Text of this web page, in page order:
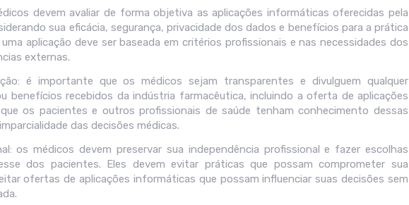
devem avaliar de forma objetiva as aplicações informáticas oferecidas pela
sua eficácia, segurança, privacidade dos dados e benefícios para a prática
aplicação deve ser baseada em critérios profissionais e nas necessidades dos
externas.
é importante que os médicos sejam transparentes e divulguem qualquer
benefícios recebidos da indústria farmacêutica, incluindo a oferta de aplicações
os pacientes e outros profissionais de saúde tenham conhecimento dessas
das decisões médicas.
os médicos devem preservar sua independência profissional e fazer escolhas
dos pacientes. Eles devem evitar práticas que possam comprometer sua
ofertas de aplicações informáticas que possam influenciar suas decisões sem